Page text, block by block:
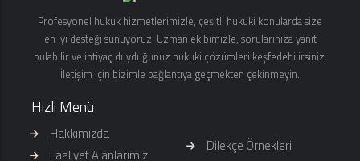
Profesyonel hukuk hizmetlerimizle, çeşitli hukuki konularda size
en iyi desteği sunuyoruz. Uzman ekibimizle, sorularınıza yanıt
bulabilir ve ihtiyaç duyduğunuz hukuki çözümleri keşfedebilirsiniz.
İletişim için bizimle bağlantıya geçmekten çekinmeyin.
Hızlı Menü
Hakkımızda
Faaliyet Alanlarımız
Dilekçe Örnekleri